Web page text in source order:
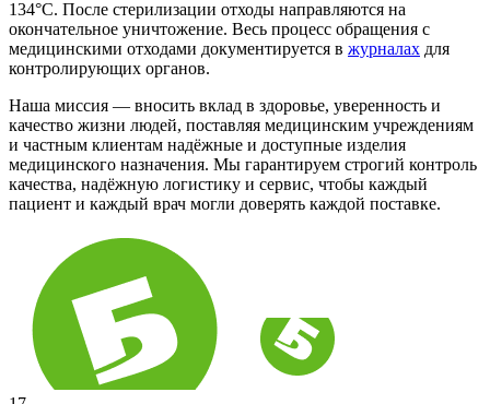
134°C. После стерилизации отходы направляются на
окончательное уничтожение. Весь процесс обращения с
медицинскими отходами документируется в журналах для
контролирующих органов.
Наша миссия — вносить вклад в здоровье, уверенность и
качество жизни людей, поставляя медицинским учреждениям
и частным клиентам надёжные и доступные изделия
медицинского назначения. Мы гарантируем строгий контроль
качества, надёжную логистику и сервис, чтобы каждый
пациент и каждый врач могли доверять каждой поставке.